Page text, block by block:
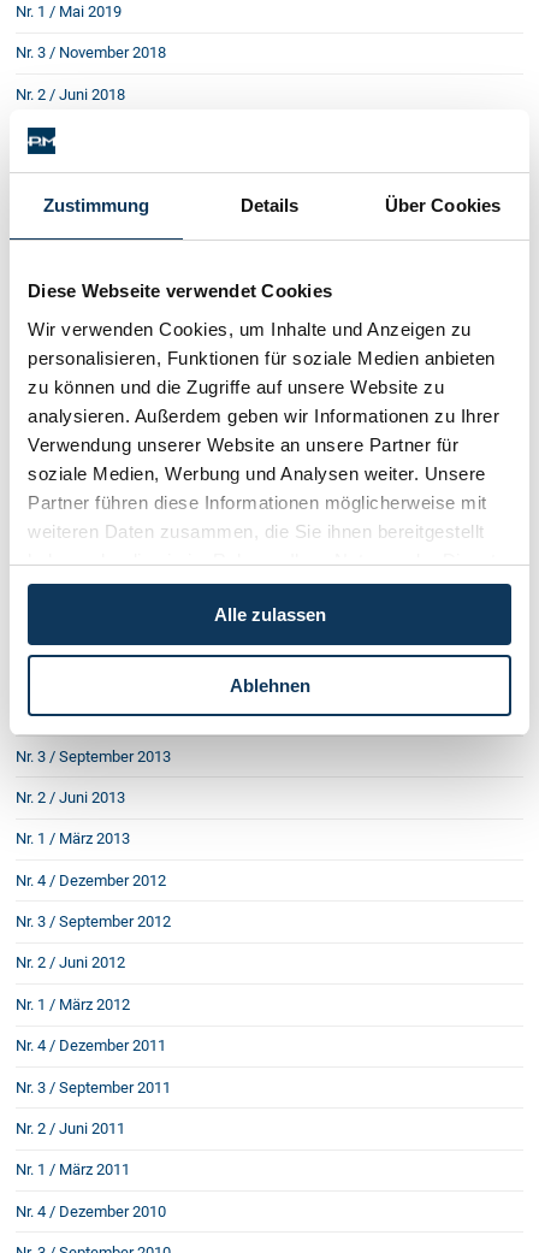
Zustimmung Details Über Cookies
Diese Webseite verwendet Cookies
Wir verwenden Cookies, um Inhalte und Anzeigen zu
personalisieren, Funktionen für soziale Medien anbieten
zu können und die Zugriffe auf unsere Website zu
analysieren. Außerdem geben wir Informationen zu Ihrer
Verwendung unserer Website an unsere Partner für
soziale Medien, Werbung und Analysen weiter. Unsere
Partner führen diese Informationen möglicherweise mit
weiteren Daten zusammen, die Sie ihnen bereitgestellt
haben oder die sie im Rahmen Ihrer Nutzung der Dienste
gesammelt haben.
Alle zulassen
Ablehnen
Nr. 1 / Mai 2019
Nr. 3 / November 2018
Nr. 2 / Juni 2018
Nr. 1 / Februar 2018
Nr. 3 / September 2017
Nr. 2 / April 2017
Nr. 3 / September 2016
Nr. 1 / Februar 2016
Nr. 4 / Oktober 2015
Nr. 3 / Juni 2015
Nr. 2 / März 2015
Nr. 4 / Oktober 2014
Nr. 1 / Jänner 2014
Nr. 3 / September 2013
Nr. 2 / Juni 2013
Nr. 1 / März 2013
Nr. 4 / Dezember 2012
Nr. 3 / September 2012
Nr. 2 / Juni 2012
Nr. 1 / März 2012
Nr. 4 / Dezember 2011
Nr. 3 / September 2011
Nr. 2 / Juni 2011
Nr. 1 / März 2011
Nr. 4 / Dezember 2010